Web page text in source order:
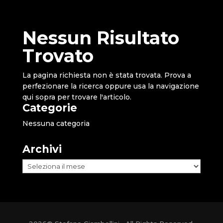
Nessun Risultato
Trovato
La pagina richiesta non è stata trovata. Prova a
perfezionare la ricerca oppure usa la navigazione
qui sopra per trovare l'articolo.
Categorie
Nessuna categoria
Archivi
Archivi